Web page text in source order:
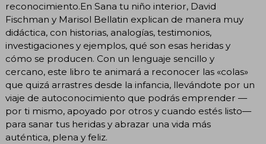
reconocimiento.En Sana tu niño interior, David
Fischman y Marisol Bellatin explican de manera muy
didáctica, con historias, analogías, testimonios,
investigaciones y ejemplos, qué son esas heridas y
cómo se producen. Con un lenguaje sencillo y
cercano, este libro te animará a reconocer las «colas»
que quizá arrastres desde la infancia, llevándote por un
viaje de autoconocimiento que podrás emprender —
por ti mismo, apoyado por otros y cuando estés listo—
para sanar tus heridas y abrazar una vida más
auténtica, plena y feliz.